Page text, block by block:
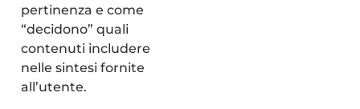
pertinenza e come
“decidono” quali
contenuti includere
nelle sintesi fornite
all’utente.